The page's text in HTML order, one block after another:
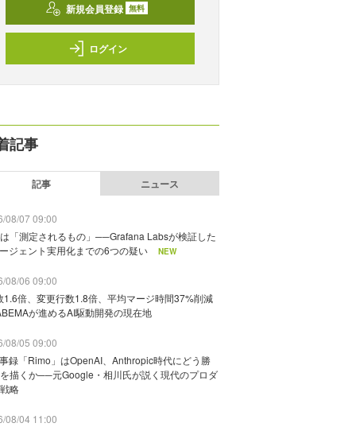
新規会員登録 無料
ログイン
記事
記事 ニュース
08/07 09:00
「測定されるもの」──Grafana Labsが検証した
ジェント実用化までの6つの疑い
NEW
08/06 09:00
1.6倍、変更行数1.8倍、平均マージ時間37%削減
が進めるAI駆動開発の現在地
08/05 09:00
録「Rimo」はOpenAI、Anthropic時代にどう勝
描くか──元Google・相川氏が説く現代のプロダ
略
08/04 11:00